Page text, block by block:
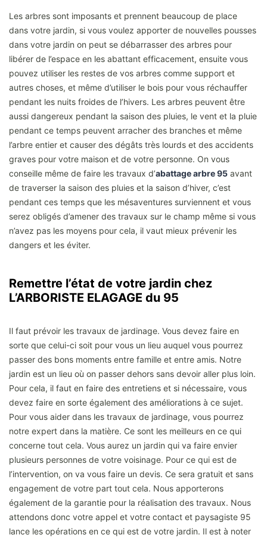
Les arbres sont imposants et prennent beaucoup de place
dans votre jardin, si vous voulez apporter de nouvelles pousses
dans votre jardin on peut se débarrasser des arbres pour
libérer de l’espace en les abattant efficacement, ensuite vous
pouvez utiliser les restes de vos arbres comme support et
autres choses, et même d’utiliser le bois pour vous réchauffer
pendant les nuits froides de l’hivers. Les arbres peuvent être
aussi dangereux pendant la saison des pluies, le vent et la pluie
pendant ce temps peuvent arracher des branches et même
l’arbre entier et causer des dégâts très lourds et des accidents
graves pour votre maison et de votre personne. On vous
conseille même de faire les travaux d’abattage arbre 95 avant
de traverser la saison des pluies et la saison d’hiver, c’est
pendant ces temps que les mésaventures surviennent et vous
serez obligés d’amener des travaux sur le champ même si vous
n’avez pas les moyens pour cela, il vaut mieux prévenir les
dangers et les éviter.
Remettre l’état de votre jardin chez
L’ARBORISTE ELAGAGE du 95
Il faut prévoir les travaux de jardinage. Vous devez faire en
sorte que celui-ci soit pour vous un lieu auquel vous pourrez
passer des bons moments entre famille et entre amis. Notre
jardin est un lieu où on passer dehors sans devoir aller plus loin.
Pour cela, il faut en faire des entretiens et si nécessaire, vous
devez faire en sorte également des améliorations à ce sujet.
Pour vous aider dans les travaux de jardinage, vous pourrez
notre expert dans la matière. Ce sont les meilleurs en ce qui
concerne tout cela. Vous aurez un jardin qui va faire envier
plusieurs personnes de votre voisinage. Pour ce qui est de
l’intervention, on va vous faire un devis. Ce sera gratuit et sans
engagement de votre part tout cela. Nous apporterons
également de la garantie pour la réalisation des travaux. Nous
attendons donc votre appel et votre contact et paysagiste 95
lance les opérations en ce qui est de votre jardin. Il est à noter